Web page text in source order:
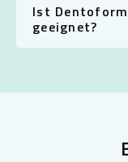
Ist
geeignet?